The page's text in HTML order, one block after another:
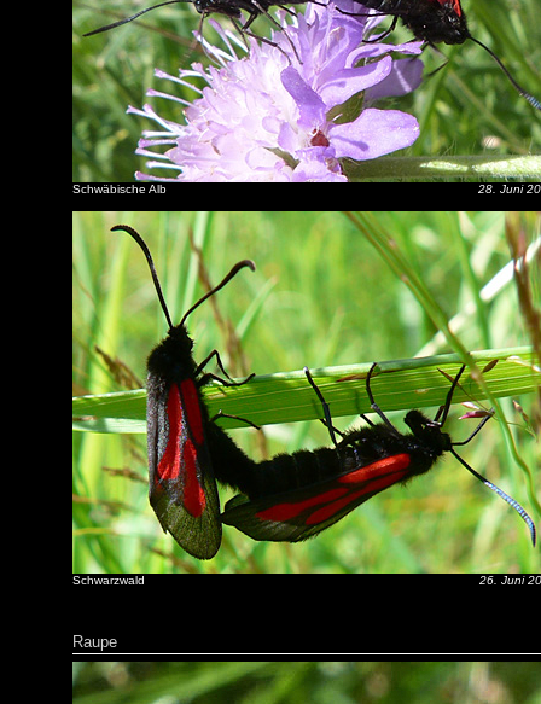
Schwäbische Alb 28. Juni
Schwarzwald 26. Juni
Raupe